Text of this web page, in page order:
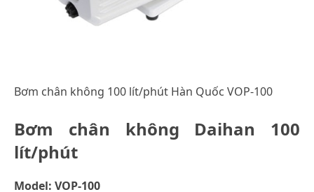
Bơm chân không 100 lít/phút Hàn Quốc VOP-100
Bơm chân không Daihan 100
lít/phút
Model: VOP-100